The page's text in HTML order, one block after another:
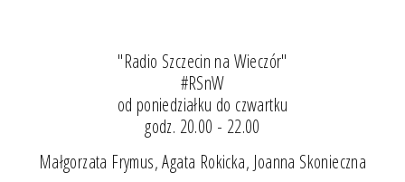
"Radio Szczecin na Wieczór"
#RSnW
od poniedziałku do czwartku
godz. 20.00 - 22.00
Małgorzata Frymus, Agata Rokicka, Joanna Skonieczna